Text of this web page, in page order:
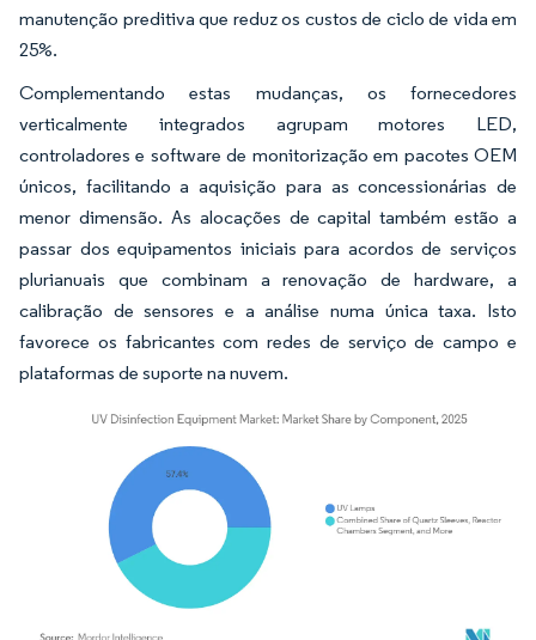
manutenção preditiva que reduz os custos de ciclo de vida em
25%.
Complementando estas mudanças, os fornecedores
verticalmente integrados agrupam motores LED,
controladores e software de monitorização em pacotes OEM
únicos, facilitando a aquisição para as concessionárias de
menor dimensão. As alocações de capital também estão a
passar dos equipamentos iniciais para acordos de serviços
plurianuais que combinam a renovação de hardware, a
calibração de sensores e a análise numa única taxa. Isto
favorece os fabricantes com redes de serviço de campo e
plataformas de suporte na nuvem.